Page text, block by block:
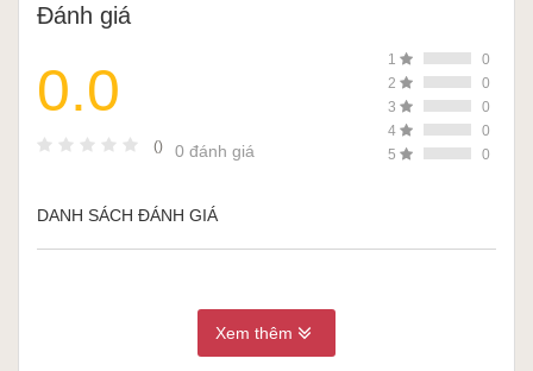
Đánh giá
0.0
() 0 đánh giá
1
0
2
0
3
0
4
0
5
0
DANH SÁCH ĐÁNH GIÁ
Xem thêm